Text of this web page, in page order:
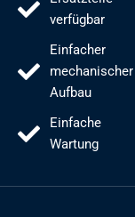
verfügbar
Einfacher
mechanischer
Aufbau
Einfache
Wartung